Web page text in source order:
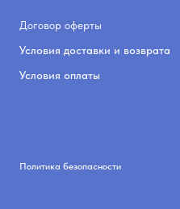
Договор оферты
Условия доставки и возврата
Условия оплаты
Политика безопасности